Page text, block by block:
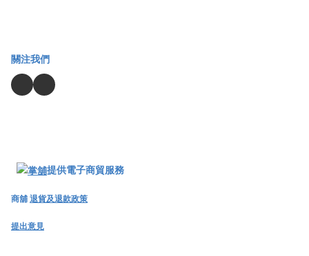
關注我們
提供電子商貿服務
商舖退貨及退款政策
提出意見